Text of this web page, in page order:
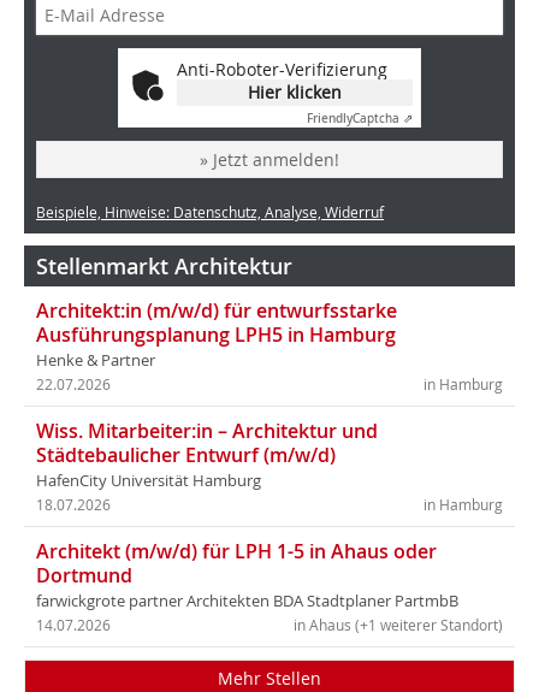
Anti-Roboter-Verifizierung
Hier klicken
FriendlyCaptcha ⇗
» Jetzt anmelden!
Beispiele, Hinweise: Datenschutz, Analyse, Widerruf
Stellenmarkt Architektur
Architekt:in (m/w/d) für entwurfsstarke
Ausführungsplanung LPH5 in Hamburg
Henke & Partner
in Hamburg
22.07.2026
Wiss. Mitarbeiter:in – Architektur und
Städtebaulicher Entwurf (m/w/d)
HafenCity Universität Hamburg
in Hamburg
18.07.2026
Architekt (m/w/d) für LPH 1-5 in Ahaus oder
Dortmund
farwickgrote partner Architekten BDA Stadtplaner PartmbB
in Ahaus (+1 weiterer Standort)
14.07.2026
Mehr Stellen